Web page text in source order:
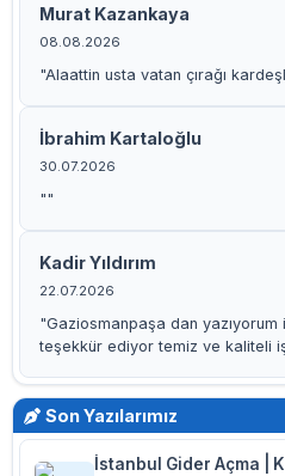
Murat Kazankaya
08.08.2026
"Alaattin usta vatan çırağı
İbrahim Kartaloğlu
30.07.2026
""
Kadir Yıldırım
22.07.2026
"Gaziosmanpaşa dan
teşekkür ediyor temiz ve kaliteli
Son Yazılarımız
İstanbul Gider Açma |